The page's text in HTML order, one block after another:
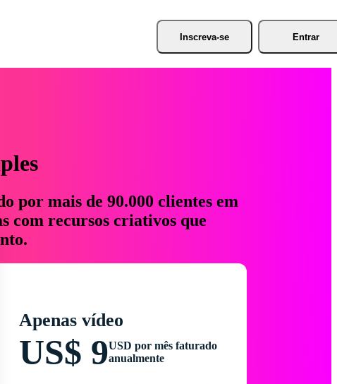
Inscreva-se Entrar
por mais de 90.000 clientes em
com recursos criativos que
Apenas vídeo
US$ 9USD por mês faturado
anualmente